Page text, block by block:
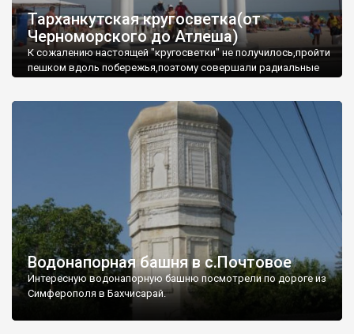
Тарханкутская кругосветка(от
Черноморского до Атлеша)
К сожалению настоящей "кругосветки" не получилось,пройти
пешком вдоль побережья,поэтому совершали радиальные
Водонапорная башня в с.Почтовое
Интересную водонапорную башню посмотрели по дороге из
Симферополя в Бахчисарай.